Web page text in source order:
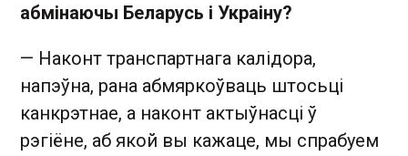
абмінаючы Беларусь і Украіну?
— Наконт транспартнага калідора,
напэўна, рана абмяркоўваць штосьці
канкрэтнае, а наконт актыўнасці ў
рэгіёне, аб якой вы кажаце, мы спрабуем